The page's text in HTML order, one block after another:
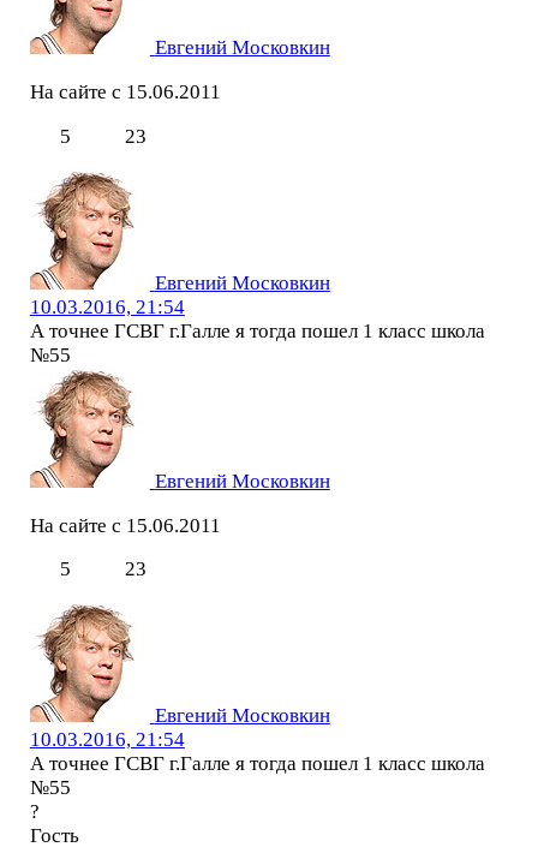
Евгений Московкин
На сайте с 15.06.2011
5
23
Евгений Московкин
10.03.2016, 21:54
А точнее ГСВГ г.Галле я тогда пошел 1 класс школа
№55
Евгений Московкин
На сайте с 15.06.2011
5
23
Евгений Московкин
10.03.2016, 21:54
А точнее ГСВГ г.Галле я тогда пошел 1 класс школа
№55
?
Гость